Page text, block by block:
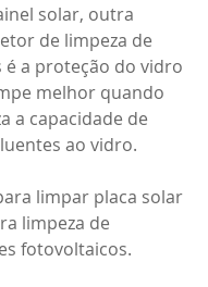
solar, outra
de limpeza de
é a proteção do vidro
melhor quando
a capacidade de
ao vidro.
limpar placa solar
limpeza de
fotovoltaicos.